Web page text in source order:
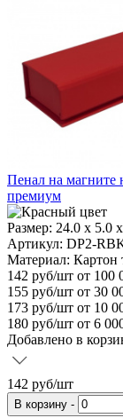
Пенал на
премиум
Размер: 24.0 х 5.0
Артикул: DP2-
Материал: Картон
142 руб/шт от 100
155 руб/шт от 30
173 руб/шт от 10
180 руб/шт от 6
Добавлено в
142 руб/шт
В корзину -